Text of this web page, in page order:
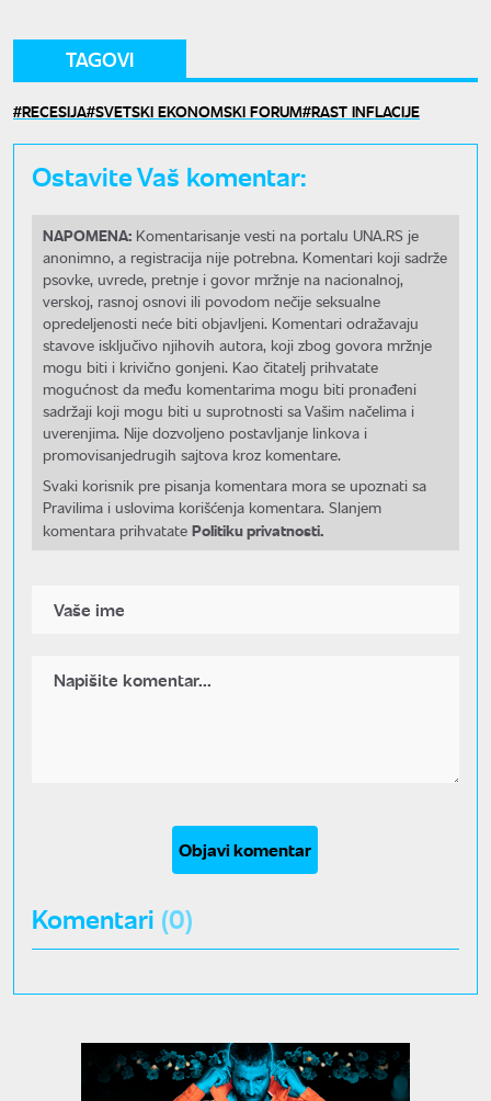
TAGOVI
RECESIJA SVETSKI EKONOMSKI FORUM RAST INFLACIJE
Ostavite Vaš komentar:
NAPOMENA: Komentarisanje vesti na portalu UNA.RS je
anonimno, a registracija nije potrebna. Komentari koji sadrže
psovke, uvrede, pretnje i govor mržnje na nacionalnoj,
verskoj, rasnoj osnovi ili povodom nečije seksualne
opredeljenosti neće biti objavljeni. Komentari odražavaju
stavove isključivo njihovih autora, koji zbog govora mržnje
mogu biti i krivično gonjeni. Kao čitatelj prihvatate
mogućnost da među komentarima mogu biti pronađeni
sadržaji koji mogu biti u suprotnosti sa Vašim načelima i
uverenjima. Nije dozvoljeno postavljanje linkova i
promovisanjedrugih sajtova kroz komentare.
Svaki korisnik pre pisanja komentara mora se upoznati sa
Pravilima i uslovima korišćenja komentara. Slanjem
komentara prihvatate Politiku privatnosti.
Objavi komentar
Komentari (0)